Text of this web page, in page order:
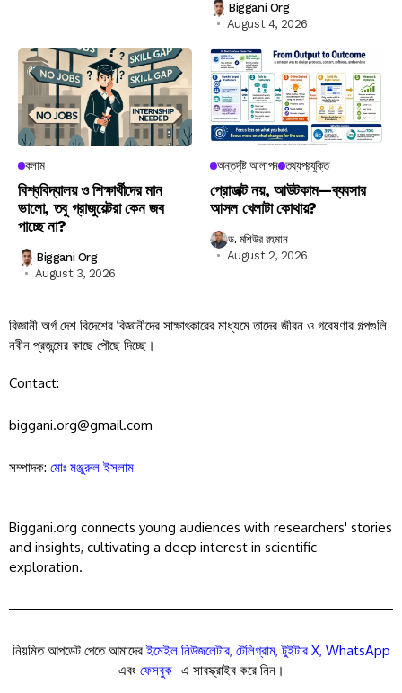
Biggani Org
August 4, 2026
কলাম
বিশ্ববিদ্যালয় ও শিক্ষার্থীদের মান
ভালো, তবু গ্রাজুয়েটরা কেন জব
পাচ্ছে না?
Biggani Org
August 3, 2026
অন্তর্দৃষ্টি আলাপন তথ্যপ্রযুক্তি
প্রোডাক্ট নয়, আউটকাম—ব্যবসার
আসল খেলাটা কোথায়?
ড. মশিউর রহমান
August 2, 2026
বিজ্ঞানী অর্গ দেশ বিদেশের বিজ্ঞানীদের সাক্ষাৎকারের মাধ্যমে তাদের জীবন ও গবেষণার গল্পগুলি
নবীন প্রজন্মের কাছে পৌছে দিচ্ছে।
Contact:
biggani.org@gmail.com
সম্পাদক: মোঃ মঞ্জুরুল ইসলাম
Biggani.org connects young audiences with researchers' stories
and insights, cultivating a deep interest in scientific
exploration.
নিয়মিত আপডেট পেতে আমাদেরইমেইল নিউজলেটার, টেলিগ্রাম,টুইটার X, WhatsApp
এবং ফেসবুক-এ সাবস্ক্রাইব করে নিন।